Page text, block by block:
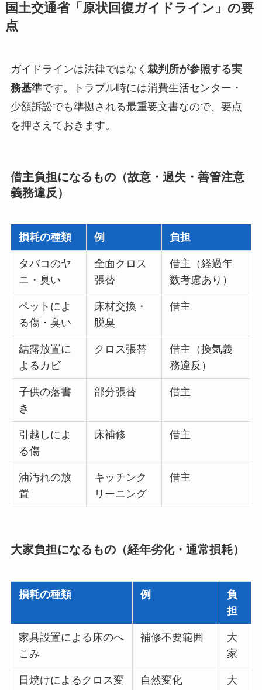
国土交通省「原状回復ガイドライン」の要
点
ガイドラインは法律ではなく 裁判所が参照する実
務基準です。トラブル時には消費生活センター・
少額訴訟でも準拠される最重要文書なので、要点
を押さえておきます。
借主負担になるもの（故意・過失・善管注意
義務違反）
損耗の種類 例 負担
タバコのヤ
ニ・臭い
全面クロス
張替
借主（経過年
数考慮あり）
ペットによ
る傷・臭い
床材交換・
脱臭
借主
結露放置に
よるカビ
クロス張替
借主（換気義
務違反）
子供の落書
き
部分張替 借主
引越しによ
る傷
床補修 借主
油汚れの放
置
キッチンク
リーニング
借主
大家負担になるもの（経年劣化・通常損耗）
損耗の種類 例
負
担
家具設置による床のへ
こみ
補修不要範囲
大
家
日焼けによるクロス変 自然変化 大